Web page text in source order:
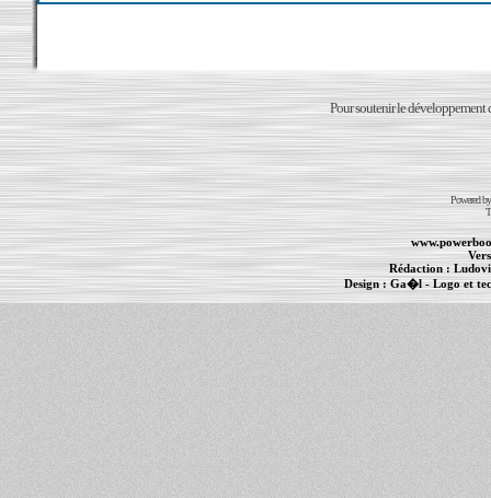
Pour soutenir le développement
Powered
Rédaction :
Design : Ga�l- Logo et